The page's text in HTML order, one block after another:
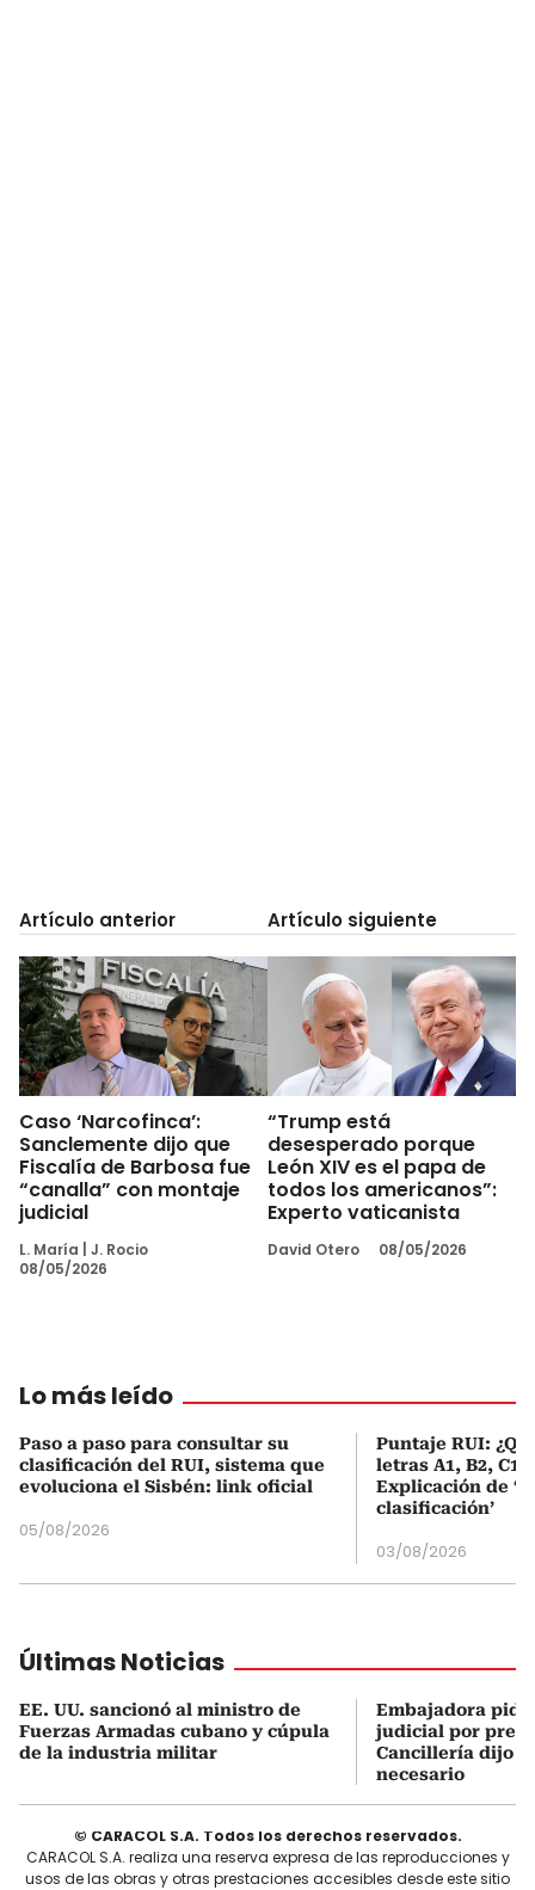
Artículo anterior
Caso ‘Narcofinca’:
Sanclemente dijo que
Fiscalía de Barbosa fue
“canalla” con montaje
judicial
L. María
J. Rocio
08/05/2026
Artículo siguiente
“Trump está
desesperado porque
León XIV es el papa de
todos los americanos”:
Experto vaticanista
David Otero 08/05/2026
Lo más leído
Paso a paso para consultar su
clasificación del RUI, sistema que
evoluciona el Sisbén: link oficial
05/08/2026
Puntaje RUI:
letras A1, B2, C1
Explicación de
clasificación’
03/08/2026
Últimas Noticias
EE. UU. sancionó al ministro de
Fuerzas Armadas cubano y cúpula
de la industria militar
Embajadora
judicial por
Cancillería dijo
necesario
© CARACOL S.A. Todos los derechos reservados.
CARACOL S.A. realiza una reserva expresa de las reproducciones y
usos de las obras y otras prestaciones accesibles desde este sitio